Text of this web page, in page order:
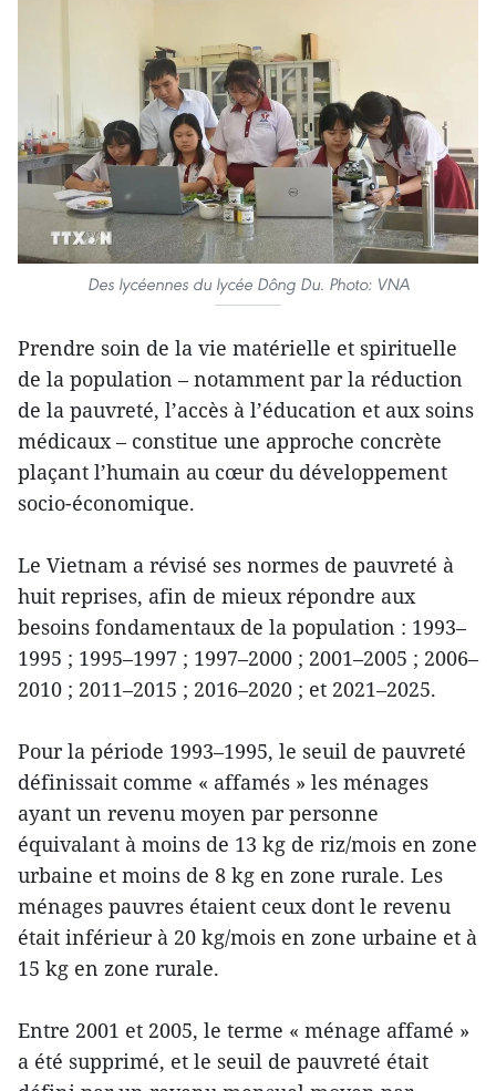
Des lycéennes du lycée Dông Du. Photo: VNA
Prendre soin de la vie matérielle et spirituelle
de la population – notamment par la réduction
de la pauvreté, l’accès à l’éducation et aux soins
médicaux – constitue une approche concrète
plaçant l’humain au cœur du développement
socio-économique.
Le Vietnam a révisé ses normes de pauvreté à
huit reprises, afin de mieux répondre aux
besoins fondamentaux de la population : 1993–
1995 ; 1995–1997 ; 1997–2000 ; 2001–2005 ; 2006–
2010 ; 2011–2015 ; 2016–2020 ; et 2021–2025.
Pour la période 1993–1995, le seuil de pauvreté
définissait comme « affamés » les ménages
ayant un revenu moyen par personne
équivalant à moins de 13 kg de riz/mois en zone
urbaine et moins de 8 kg en zone rurale. Les
ménages pauvres étaient ceux dont le revenu
était inférieur à 20 kg/mois en zone urbaine et à
15 kg en zone rurale.
Entre 2001 et 2005, le terme « ménage affamé »
a été supprimé, et le seuil de pauvreté était